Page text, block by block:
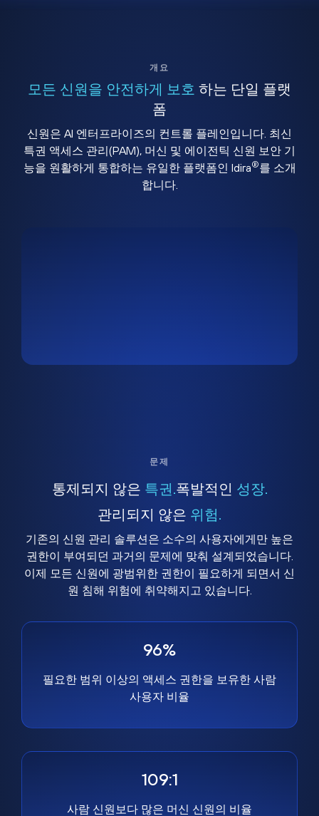
개요
모든 신원을 안전하게 보호 하는 단일 플랫
폼
신원은 AI 엔터프라이즈의 컨트롤 플레인입니다. 최신
특권 액세스 관리(PAM), 머신 및 에이전틱 신원 보안 기
능을 원활하게 통합하는 유일한 플랫폼인 Idira®를 소개
합니다.
문제
통제되지 않은 특권. 폭발적인 성장.
관리되지 않은 위험.
기존의 신원 관리 솔루션은 소수의 사용자에게만 높은
권한이 부여되던 과거의 문제에 맞춰 설계되었습니다.
이제 모든 신원에 광범위한 권한이 필요하게 되면서 신
원 침해 위험에 취약해지고 있습니다.
96%
필요한 범위 이상의 액세스 권한을 보유한 사람
사용자 비율
109:1
사람 신원보다 많은 머신 신원의 비율